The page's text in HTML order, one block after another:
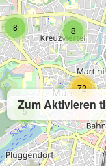
Zum Aktivieren
8 8
5
72